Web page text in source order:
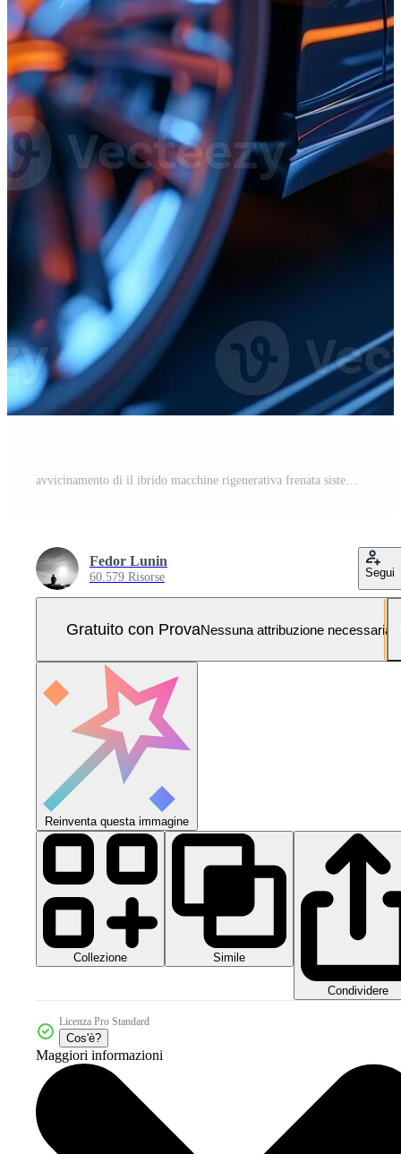
avvicinamento di il ibrido macchine rigenerativa frenata sistema nel azione cattura il eccesso energia essere catturato e immagazzinato nel il batteria per dopo uso Foto Pro
Fedor Lunin
60.579 Risorse Segui
Gratuito con ProvaNessuna attribuzione necessaria
Reinventa questa immagine
Collezione Simile
Condividere
Licenza Pro Standard
Cos'è?
Maggiori informazioni